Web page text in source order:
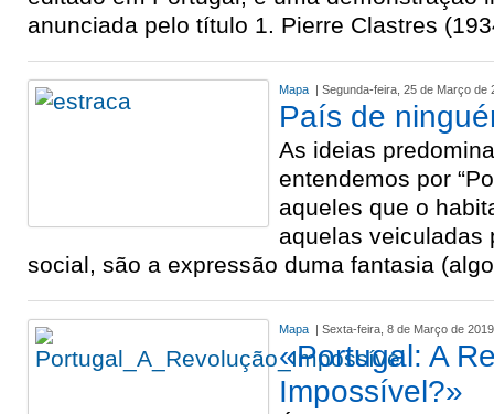
anunciada pelo título 1. Pierre Clastres
Mapa | Segunda-feira, 25 de Março de
País de
As ideias
entendemos por
aqueles que o
aquelas veiculadas
social, são a expressão duma fantasia
Mapa | Sexta-feira, 8 de Março de 2019
«Portugal: A
Impossível?»